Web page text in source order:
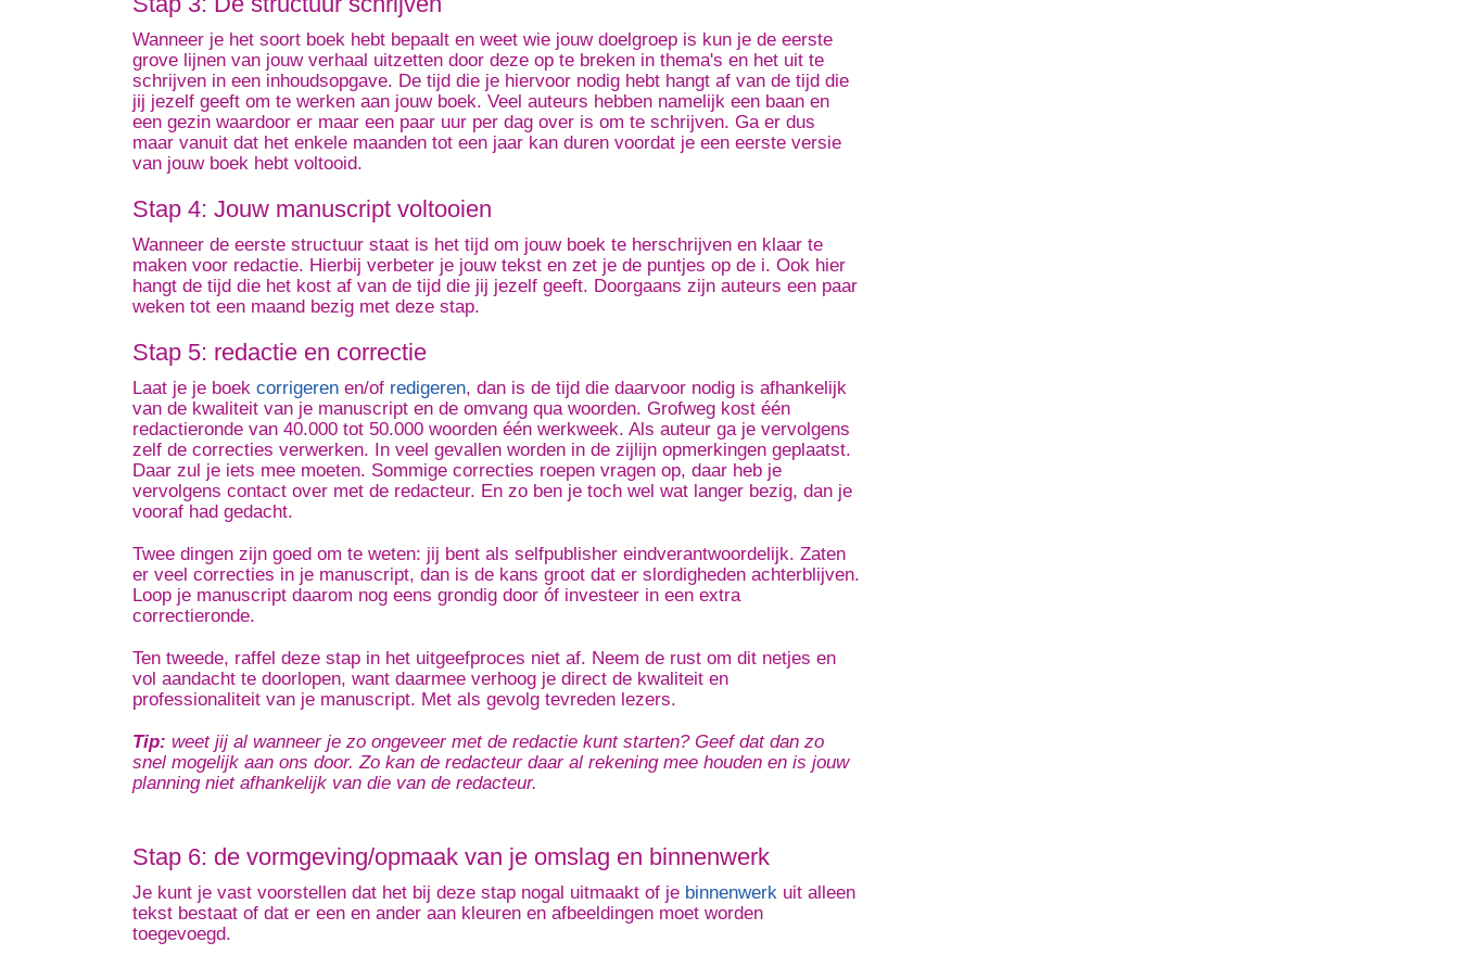
Wanneer je het soort boek hebt bepaalt en weet wie jouw doelgroep is kun je de eerste
grove lijnen van jouw verhaal uitzetten door deze op te breken in thema's en het uit te
schrijven in een inhoudsopgave. De tijd die je hiervoor nodig hebt hangt af van de tijd die
jij jezelf geeft om te werken aan jouw boek. Veel auteurs hebben namelijk een baan en
een gezin waardoor er maar een paar uur per dag over is om te schrijven. Ga er dus
maar vanuit dat het enkele maanden tot een jaar kan duren voordat je een eerste versie
van jouw boek hebt voltooid.
Stap 4: Jouw manuscript voltooien
Wanneer de eerste structuur staat is het tijd om jouw boek te herschrijven en klaar te
maken voor redactie. Hierbij verbeter je jouw tekst en zet je de puntjes op de i. Ook hier
hangt de tijd die het kost af van de tijd die jij jezelf geeft. Doorgaans zijn auteurs een paar
weken tot een maand bezig met deze stap.
Stap 5: redactie en correctie
Laat je je boek corrigeren en/of redigeren, dan is de tijd die daarvoor nodig is afhankelijk
van de kwaliteit van je manuscript en de omvang qua woorden. Grofweg kost één
redactieronde van 40.000 tot 50.000 woorden één werkweek. Als auteur ga je vervolgens
zelf de correcties verwerken. In veel gevallen worden in de zijlijn opmerkingen geplaatst.
Daar zul je iets mee moeten. Sommige correcties roepen vragen op, daar heb je
vervolgens contact over met de redacteur. En zo ben je toch wel wat langer bezig, dan je
vooraf had gedacht.
Twee dingen zijn goed om te weten: jij bent als selfpublisher eindverantwoordelijk. Zaten
er veel correcties in je manuscript, dan is de kans groot dat er slordigheden achterblijven.
Loop je manuscript daarom nog eens grondig door óf investeer in een extra
correctieronde.
Ten tweede, raffel deze stap in het uitgeefproces niet af. Neem de rust om dit netjes en
vol aandacht te doorlopen, want daarmee verhoog je direct de kwaliteit en
professionaliteit van je manuscript. Met als gevolg tevreden lezers.
Tip: weet jij al wanneer je zo ongeveer met de redactie kunt starten? Geef dat dan zo
snel mogelijk aan ons door. Zo kan de redacteur daar al rekening mee houden en is jouw
planning niet afhankelijk van die van de redacteur.
Stap 6: de vormgeving/opmaak van je omslag en binnenwerk
Je kunt je vast voorstellen dat het bij deze stap nogal uitmaakt of je binnenwerk uit alleen
tekst bestaat of dat er een en ander aan kleuren en afbeeldingen moet worden
toegevoegd.